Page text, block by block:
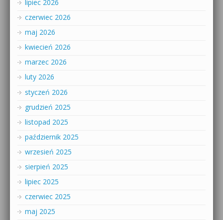
lipiec 2026
czerwiec 2026
maj 2026
kwiecień 2026
marzec 2026
luty 2026
styczeń 2026
grudzień 2025
listopad 2025
październik 2025
wrzesień 2025
sierpień 2025
lipiec 2025
czerwiec 2025
maj 2025